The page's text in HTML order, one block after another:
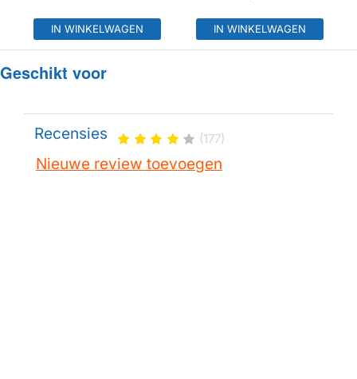
IN WINKELWAGEN IN WINKELWAGEN
Geschikt voor
Recensies (177)
Nieuwe review toevoegen